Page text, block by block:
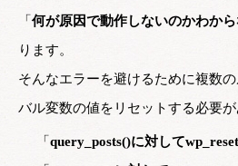
「 何が原因で動作しないのかわか
ります。
そんなエラーを避けるために複数
バル変数の値をリセットする必要が
「 query_posts()に対して